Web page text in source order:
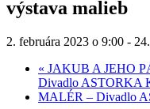
výstava malieb
2. februára 2023 o 9:00 -
« JAKUB A JEHO
Divadlo ASTORKA
MALÉR – Divadlo